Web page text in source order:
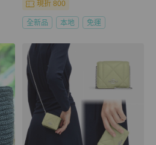
現折 800
全新品 本地 免運